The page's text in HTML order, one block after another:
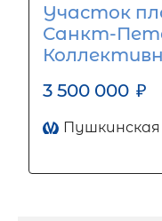
Участок
Санкт-
3 500 000 ₽
Пушкинская